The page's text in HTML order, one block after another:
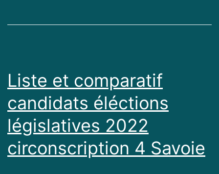
Liste et comparatif
candidats éléctions
législatives 2022
circonscription 4 Savoie